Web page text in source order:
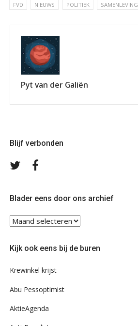
FVD
NIEUWS POLITIEK SAMENLEVING
Pyt van der Galiën
Blijf verbonden
Volg
Blader eens door ons archief
Blader
ons
Kijk ook eens bij de buren
Krewinkel krijst
Abu Pessoptimist
AktieAgenda